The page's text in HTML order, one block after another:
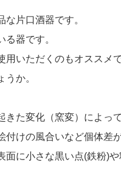
片口酒器です。
器です。
いただくのもオススメで
か。
た変化（窯変）によっ
けの風合いなど個体差
に小さな黒い点(鉄粉)や